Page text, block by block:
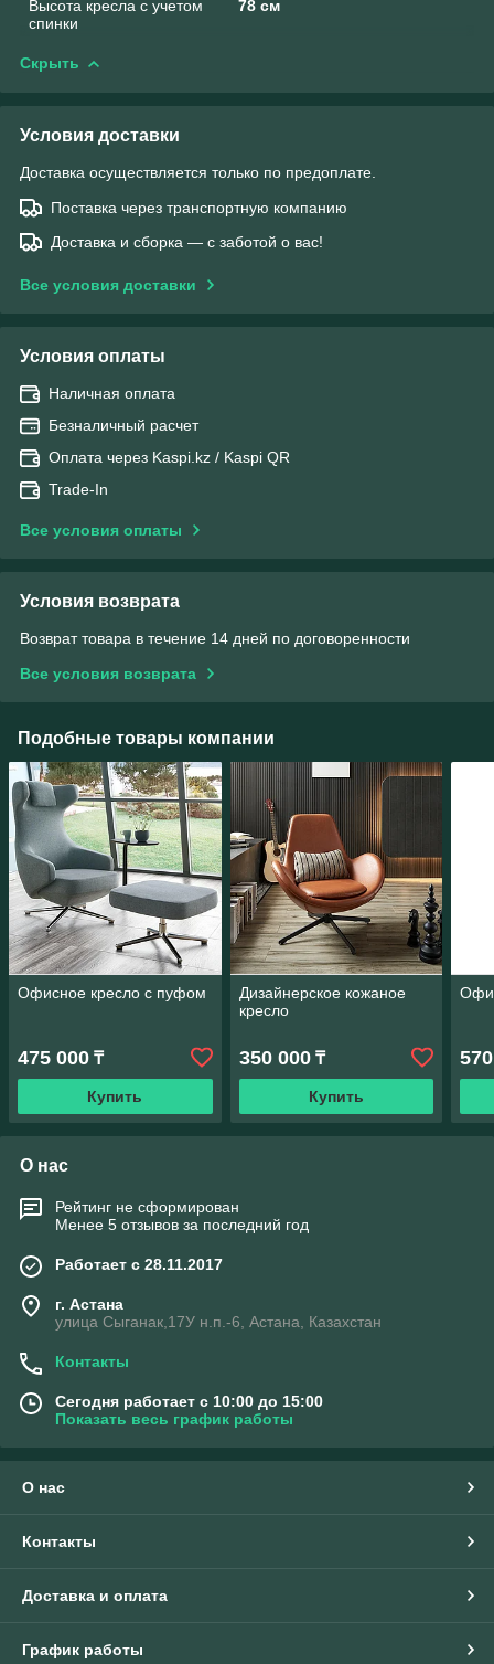
Высота кресла с учетом
спинки
78 см
Скрыть
Условия доставки
Доставка осуществляется только по предоплате.
Поставка через транспортную компанию
Доставка и сборка — с заботой о вас!
Все условия доставки
Условия оплаты
Наличная оплата
Безналичный расчет
Оплата через Kaspi.kz / Kaspi QR
Trade-In
Все условия оплаты
Условия возврата
Возврат товара в течение 14 дней по договоренности
Все условия возврата
Подобные товары компании
Офисное кресло с пуфом
475 000 ₸
Купить
Дизайнерское кожаное
кресло
350 000₸
Купить
О нас
Рейтинг не сформирован
Менее 5 отзывов за последний год
Работает с 28.11.2017
г. Астана
улица Сыганак,17У н.п.-6, Астана, Казахстан
Контакты
Сегодня работает с 10:00 до 15:00
Показать весь график работы
О нас
Контакты
Доставка и оплата
График работы